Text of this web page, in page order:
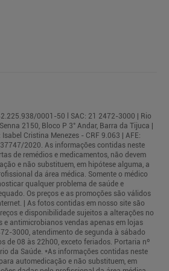
0001-50 l SAC: 21 2472-3000 | Rio
2150, Bloco P 3° Andar, Barra da Tijuca |
Cristina Menezes - CRF 9.063 | AFE:
2020. As informações contidas neste
de remédios e medicamentos, não devem
e não substituem, em hipótese alguma, a
da área médica. Somente o médico
qualquer problema de saúde e
Os preços e as promoções são válidos
| As fotos contidas em nosso site são
e disponibilidade sujeitos a alterações no
e antimicrobianos vendas apenas em lojas
3000, atendimento de segunda à sábado
de 08 às 22h00, exceto feriados. Portaria nº
da Saúde. *As informações contidas neste
automedicação e não substituem, em